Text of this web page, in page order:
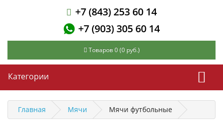
+7 (843) 253 60 14
+7 (903) 305 60 14
Товаров 0 (0 руб.)
Категории
Главная Мячи Мячи футбольные